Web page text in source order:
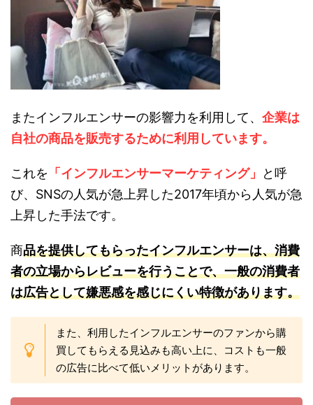
またインフルエンサーの影響力を利用して、 企業は
自社の商品を販売するために利用しています。
これを 「インフルエンサーマーケティング」
と呼
び、SNSの人気が急上昇した2017年頃から人気が急
上昇した手法です。
商品を提供してもらったインフルエンサーは、消費
者の立場からレビューを行うことで、一般の消費者
は広告として嫌悪感を感じにくい特徴があります。
また、利用したインフルエンサーのファンから購
買してもらえる見込みも高い上に、コストも一般
の広告に比べて低いメリットがあります。